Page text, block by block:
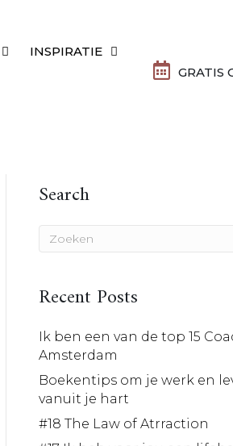
INSPIRATIE
GRATIS
Search
Recent Posts
Ik ben een van de top 15
Amsterdam
Boekentips om je werk en
vanuit je hart
#18 The Law of Atrraction